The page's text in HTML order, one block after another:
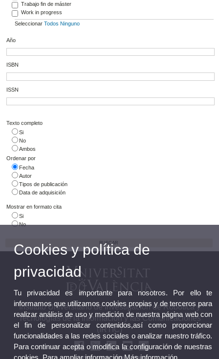
Trabajo fin de máster
Work in progress
Seleccionar Todos Ninguno
Año
ISBN
ISSN
Texto completo
Si
No
Ambos
Ordenar por
Fecha
Autor
Tipos de publicación
Data de adquisición
Mostrar en formato cita
Si
No
Instituto Universitario de Investigación de Robótica y
Tecnologías de la Información y las Comunicaciones
(IRTIC)
Cookies y política de
privacidad
Tu privacidad es importante para nosotros. Por ello te
informamos que utilizamos cookies propias y de terceros para
realizar análisis de uso y medición de nuestra página web con
el fin de personalizar contenidos,así como proporcionar
funcionalidades a las redes sociales o analizar nuestro tráfico.
Para continuar acepta o modifica la configuración de nuestras